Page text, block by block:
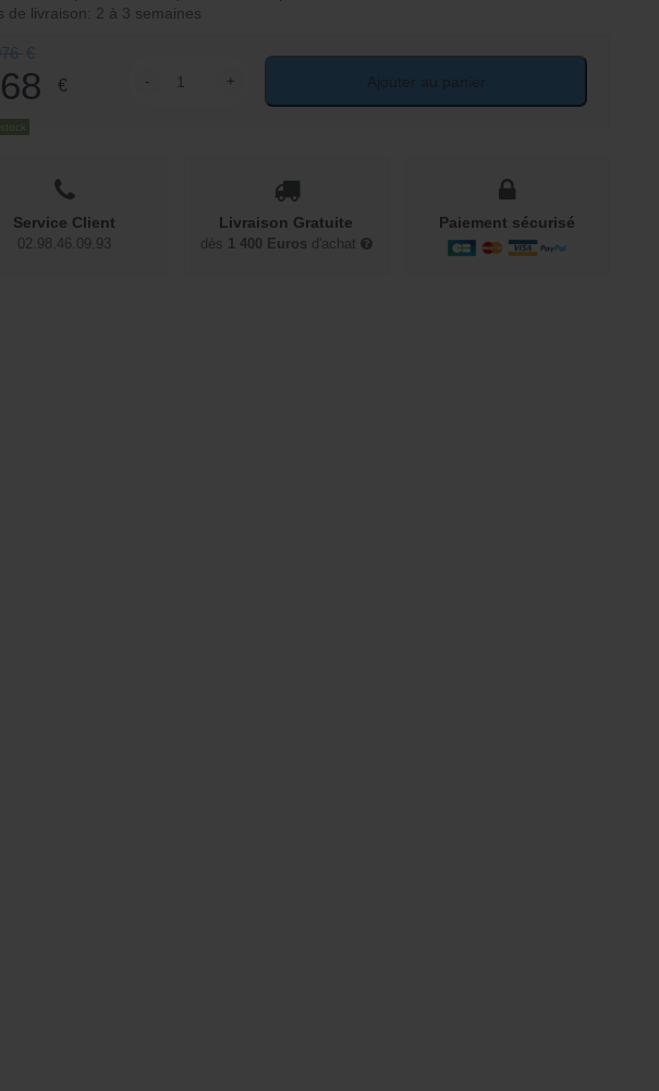
de livraison: 2 à 3 semaines
€
€ -
quantité de Meuble d'entrée porte manteau en noyer
+ Ajouter au panier
Service Client
02.98.46.09.93
Livraison Gratuite
dès 1 400 Euros d'achat
Paiement sécurisé